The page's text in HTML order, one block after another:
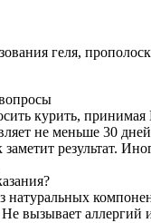
геля,
курить, принимая
не меньше 30
результат.
натуральных
вызывает аллергий